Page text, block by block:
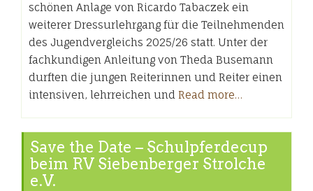
schönen Anlage von Ricardo Tabaczek ein
weiterer Dressurlehrgang für die Teilnehmenden
des Jugendvergleichs 2025/26 statt. Unter der
fachkundigen Anleitung von Theda Busemann
durften die jungen Reiterinnen und Reiter einen
intensiven, lehrreichen und Read more…
Save the Date – Schulpferdecup
beim RV Siebenberger Strolche
e.V.